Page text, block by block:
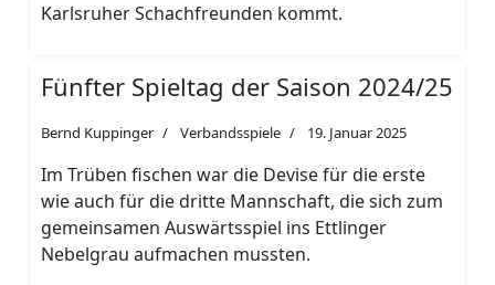
Karlsruher Schachfreunden kommt.
Fünfter Spieltag der Saison 2024/25
Bernd Kuppinger Verbandsspiele 19. Januar 2025
Im Trüben fischen war die Devise für die erste
wie auch für die dritte Mannschaft, die sich zum
gemeinsamen Auswärtsspiel ins Ettlinger
Nebelgrau aufmachen mussten.